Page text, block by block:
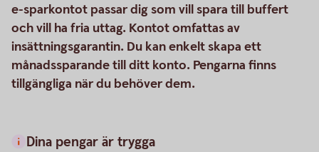
e-sparkontot passar dig som vill spara till buffert
och vill ha fria uttag. Kontot omfattas av
insättningsgarantin. Du kan enkelt skapa ett
månadssparande till ditt konto. Pengarna finns
tillgängliga när du behöver dem.
Dina pengar är trygga